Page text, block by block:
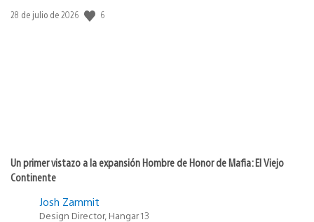
Fecha
28 de julio de 2026 6
Un primer vistazo a la expansión Hombre de Honor de Mafia: El Viejo
Continente
Josh Zammit
Design Director, Hangar 13